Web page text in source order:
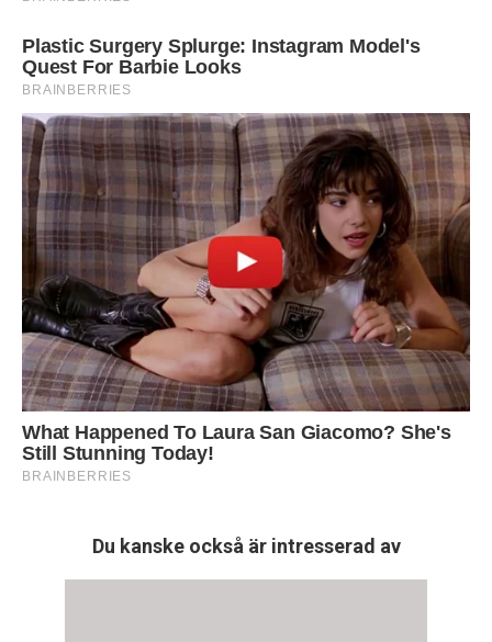
Du kanske också är intresserad av